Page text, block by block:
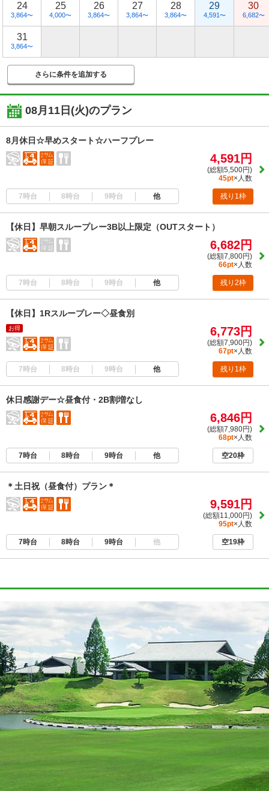
24
3,864〜
25
4,000〜
26
3,864〜
27
3,864〜
28
3,864〜
29
4,591〜
30
6,682〜
31
3,864〜
さらに条件を追加する
08月11日(火)のプラン
8月休日☆早めスタート☆ハーフプレー
4,591円
(総額5,500円)
45pt×人数
7時台 8時台 9時台 他 残り1枠
【休日】早朝スループレー3B以上限定（OUTスタート）
6,682円
(総額7,800円)
66pt×人数
7時台 8時台 9時台 他 残り2枠
【休日】1Rスループレー◇昼食別
お得 6,773円
(総額7,900円)
67pt×人数
7時台 8時台 9時台 他 残り1枠
休日感謝デー☆昼食付・2B割増なし
6,846円
(総額7,980円)
68pt×人数
7時台 8時台 9時台 他 空20枠
＊土日祝（昼食付）プラン＊
9,591円
(総額11,000円)
95pt×人数
7時台 8時台 9時台 他 空19枠